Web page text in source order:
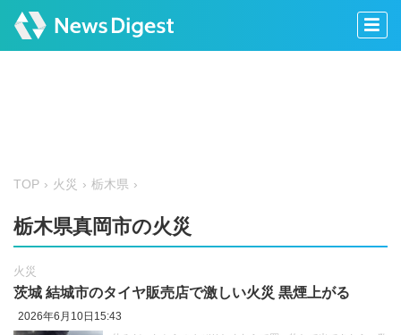
TOP 火災 栃木県
栃木県真岡市の火災
火災
茨城 結城市のタイヤ販売店で激しい火災 黒煙上がる
2026年6月10日15:43